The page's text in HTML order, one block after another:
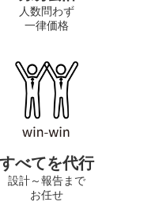
人数問わず
一律価格
すべてを代行
設計～報告まで
お任せ